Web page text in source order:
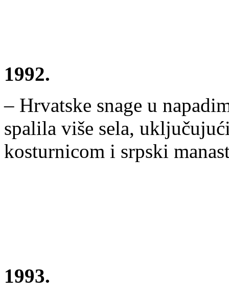
1992.
– Hrvatske snage u
spalila više sela,
kosturnicom i srpski
1993.